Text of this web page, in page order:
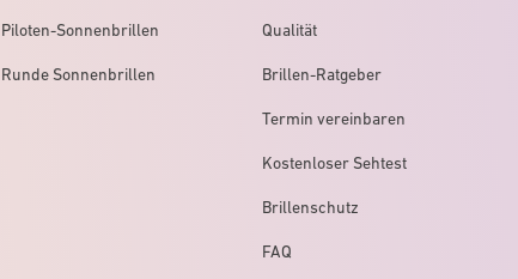
Piloten-Sonnenbrillen
Runde Sonnenbrillen
Qualität
Brillen-Ratgeber
Termin vereinbaren
Kostenloser Sehtest
Brillenschutz
FAQ